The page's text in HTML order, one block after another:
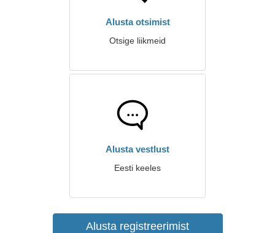
Alusta otsimist
Otsige liikmeid
Alusta vestlust
Eesti keeles
Alusta registreerimist